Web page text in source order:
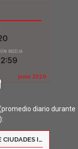
(promedio diario durante